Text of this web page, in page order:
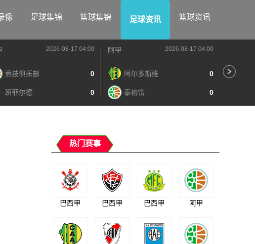
像 足球集锦 篮球集锦 足球资讯 篮球资讯
2026-08-17 04:00
竞技俱乐部 0
班菲尔德 0
阿甲 2026-08-17 04:00
阿尔多斯维 0
泰格雷 0
热门赛事
巴西甲 巴西甲 巴西甲 阿甲